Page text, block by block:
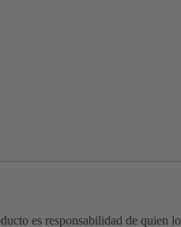
es responsabilidad de quien